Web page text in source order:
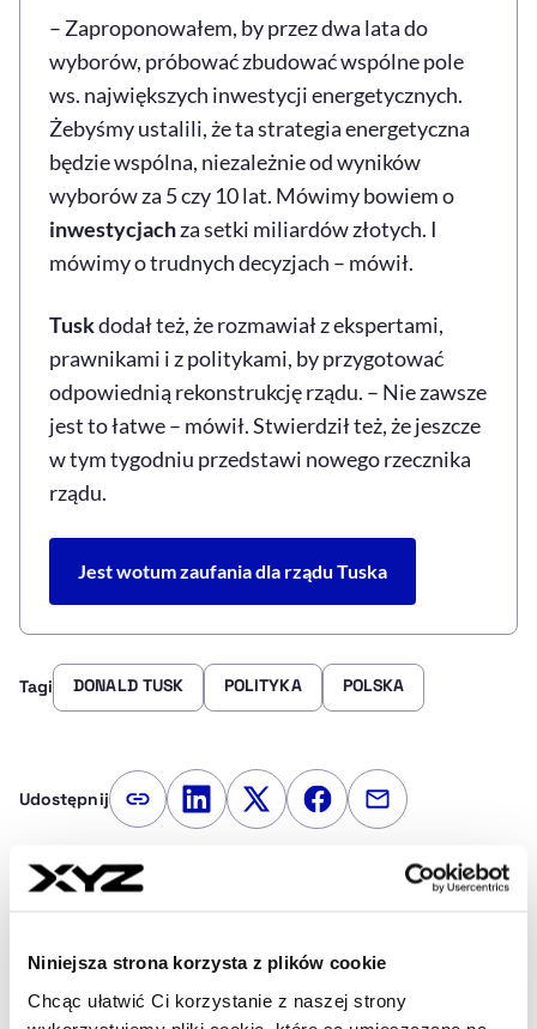
Niniejsza strona korzysta z plików cookie
Chcąc ułatwić Ci korzystanie z naszej strony
– Zaproponowałem, by przez dwa lata do
wyborów, próbować zbudować wspólne pole
ws. największych inwestycji energetycznych.
Żebyśmy ustalili, że ta strategia energetyczna
będzie wspólna, niezależnie od wyników
wyborów za 5 czy 10 lat. Mówimy bowiem o
inwestycjachza setki miliardów złotych. I
mówimy o trudnych decyzjach – mówił.
Tuskdodał też, że rozmawiał z ekspertami,
prawnikami i z politykami, by przygotować
odpowiednią rekonstrukcję rządu. – Nie zawsze
jest to łatwe – mówił. Stwierdził też, że jeszcze
w tym tygodniu przedstawi nowego rzecznika
rządu.
Jest wotum zaufania dla rządu Tuska
Tagi DONALD TUSK POLITYKA POLSKA
Udostępnij Kopiuj link artykułu
Udostępnij na LinkedIn
Udostępnij na Twitterze
Udostępnij na
Udostępnij
Strona główna
Donald Tusk: Obywatele mają